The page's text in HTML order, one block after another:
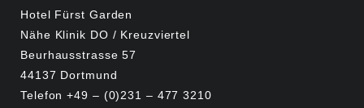
Hotel Fürst Garden
Nähe Klinik DO / Kreuzviertel
Beurhausstrasse 57
44137 Dortmund
Telefon +49 – (0)231 – 477 3210